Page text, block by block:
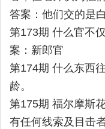
答案：他们交的是
第173期 什么官不
案：新郎官
第174期 什么东西
龄。
第175期 福尔摩斯
有任何线索及目击